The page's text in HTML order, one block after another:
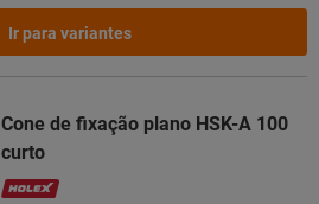
Ir para variantes
Cone de fixação plano HSK-A 100
curto